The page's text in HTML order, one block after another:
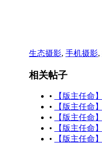
生态摄影, 手机摄影,
相关帖子
•
【版主任命
•
【版主任命
•
【版主任命
•
【版主任命
•
【版主任命